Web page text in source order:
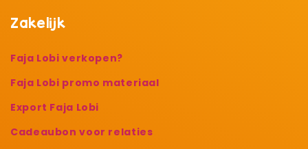
Zakelijk
Faja Lobi verkopen?
Faja Lobi promo materiaal
Export Faja Lobi
Cadeaubon voor relaties